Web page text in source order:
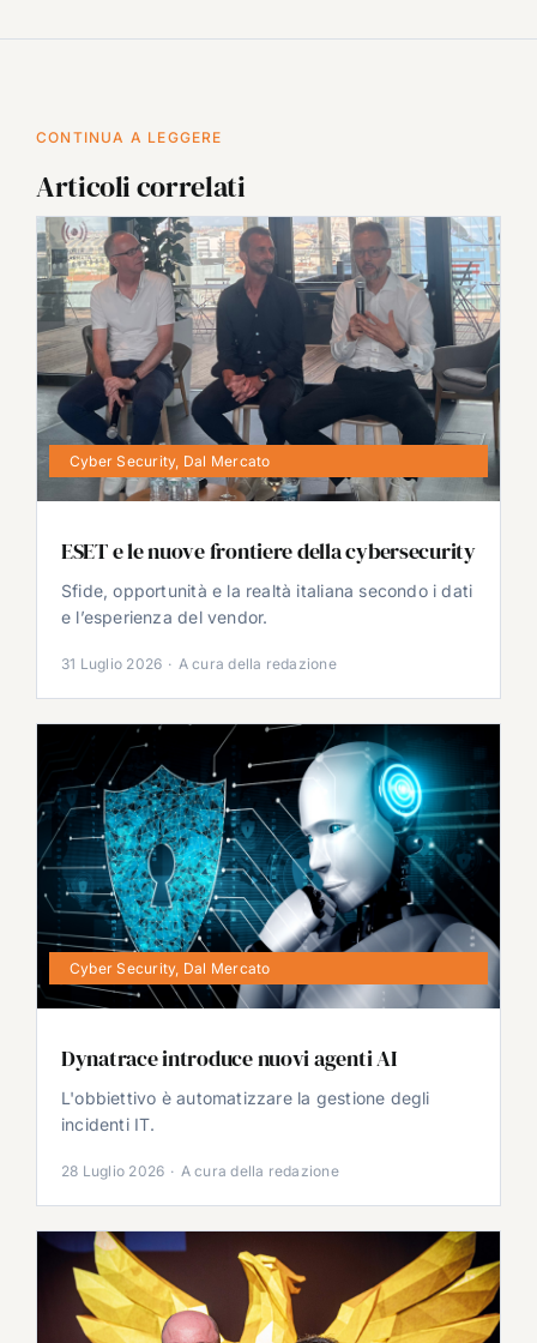
CONTINUA A LEGGERE
Articoli correlati
Cyber Security, Dal Mercato
ESET e le nuove frontiere della cybersecurity
Sfide, opportunità e la realtà italiana secondo i dati
e l’esperienza del vendor.
31 Luglio 2026 · A cura della redazione
Cyber Security, Dal Mercato
Dynatrace introduce nuovi agenti AI
L'obbiettivo è automatizzare la gestione degli
incidenti IT.
28 Luglio 2026 · A cura della redazione